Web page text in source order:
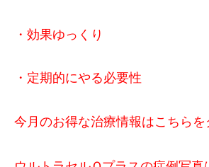
・効果ゆっくり
・定期的にやる必要性
今月のお得な治療情報はこちらを